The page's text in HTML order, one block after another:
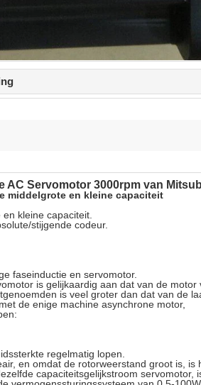
AC Servomotor 3000rpm van
middelgrote en kleine capaciteit
kleine capaciteit.
stijgende codeur.
faseinductie en servomotor.
is gelijkaardig aan dat van de motor
is veel groter dan dat van de
de enige machine asynchrone motor,
regelmatig lopen.
en omdat de rotorweerstand groot is, is
capaciteitsgelijkstroom servomotor,